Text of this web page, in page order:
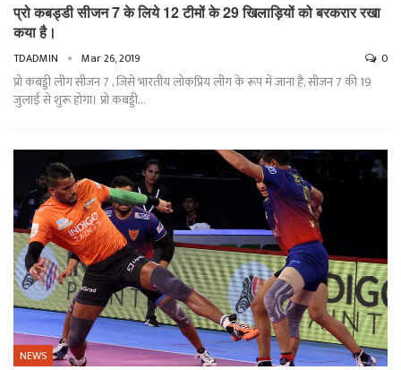
प्रो कबड्डी सीजन 7 के लिये 12 टीमों के 29 खिलाड़ियों को बरकरार रखा
कया है।
TDADMIN Mar 26, 2019 0
प्रो कबड्डी लीग सीजन 7 , जिसे भारतीय लोकप्रिय लीग के रूप में जाना है, सीजन 7 की 19
जुलाई से शुरू होगा। प्रो कबड्डी…
NEWS